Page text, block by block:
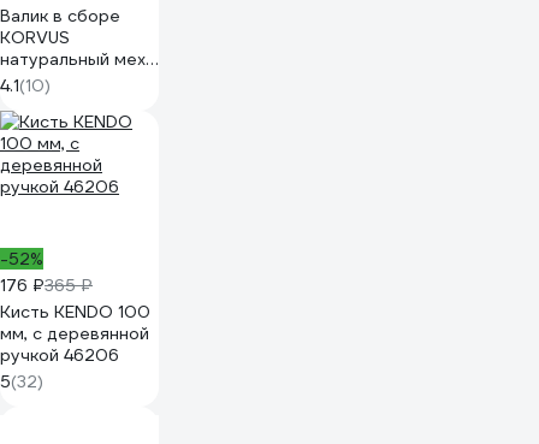
Валик в сборе
KORVUS
натуральный мех,
250 мм 0306240
90002688278
4.1(10)
-52%
176 ₽365 ₽
Кисть KENDO 100
мм, с деревянной
ручкой 46206
5(32)